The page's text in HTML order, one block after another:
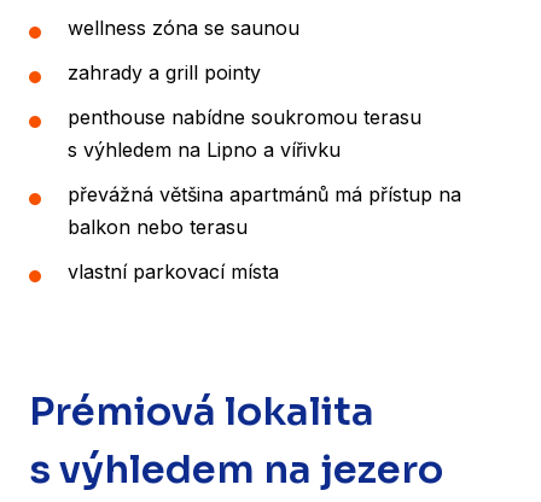
wellness zóna se saunou
zahrady a grill pointy
penthouse nabídne soukromou terasu
s výhledem na Lipno a vířivku
převážná většina apartmánů má přístup na
balkon nebo terasu
vlastní parkovací místa
Prémiová lokalita
s výhledem na jezero